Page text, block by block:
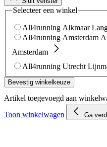
Selecteer een winkel
All4running Alkmaar
All4running Amsterdam
Amsterdam
All4running Utrecht
Bevestig winkelkeuze
Artikel toegevoegd aan
Toon winkelwagen Ga